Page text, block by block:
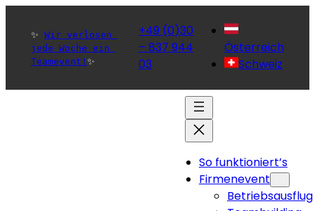
✨ Wir verlosen
jede Woche ein
Teamevent! ✨
+49 (0)30
– 837 944
03
Österreich
Schweiz
So funktioniert’s
Firmenevent
Betriebsausflug